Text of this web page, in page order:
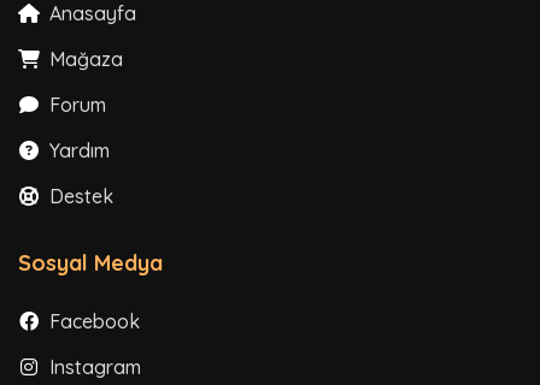
Anasayfa
Mağaza
Forum
Yardım
Destek
Sosyal Medya
Facebook
Instagram